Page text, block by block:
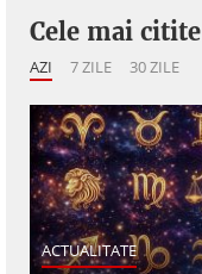
Cele mai citite
AZI 7 ZILE 30 ZILE
ACTUALITATE